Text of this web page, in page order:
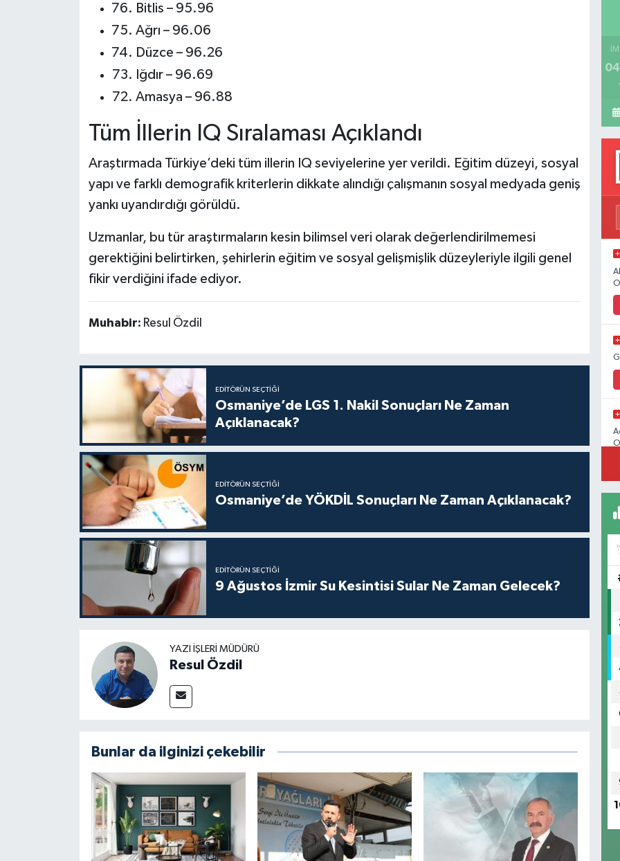
Bitlis – 95.96
Ağrı – 96.06
Düzce – 96.26
Iğdır – 96.69
Amasya – 96.88
Tüm İllerin IQ Sıralaması Açıklandı
Araştırmada Türkiye’deki tüm illerin IQ seviyelerine yer verildi. Eğitim düzeyi, sosyal
yapı ve farklı demografik kriterlerin dikkate alındığı çalışmanın sosyal medyada geniş
yankı uyandırdığı görüldü.
Uzmanlar, bu tür araştırmaların kesin bilimsel veri olarak değerlendirilmemesi
gerektiğini belirtirken, şehirlerin eğitim ve sosyal gelişmişlik düzeyleriyle ilgili genel
fikir verdiğini ifade ediyor.
Muhabir: Resul Özdil
EDITÖRÜN SEÇTIĞI
Osmaniye’de LGS 1. Nakil Sonuçları Ne Zaman
Açıklanacak?
EDITÖRÜN SEÇTIĞI
Osmaniye’de YÖKDİL Sonuçları Ne Zaman Açıklanacak?
EDITÖRÜN SEÇTIĞI
9 Ağustos İzmir Su Kesintisi Sular Ne Zaman Gelecek?
YAZI İŞLERI MÜDÜRÜ
Resul Özdil
Bunlar da ilginizi çekebilir